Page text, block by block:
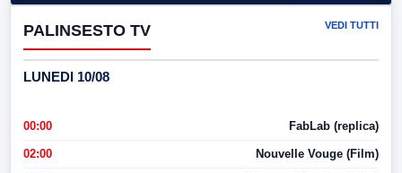
PALINSESTO TV VEDI TUTTI
LUNEDI 10/08
00:00 FabLab (replica)
02:00 Nouvelle Vouge (Film)